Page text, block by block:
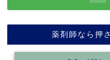
薬剤師なら押